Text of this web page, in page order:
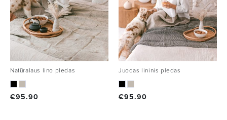
Natūralaus lino pledas
€95.90
Juodas lininis pledas
€95.90